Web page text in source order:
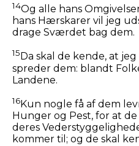
14Og alle hans
hans Hærskarer vil jeg
drage Sværdet bag dem.
15 Da skal de kende, at
spreder dem: blandt
Landene.
16Kun nogle få af dem
Hunger og Pest, for at
deres
kommer til; og de skal